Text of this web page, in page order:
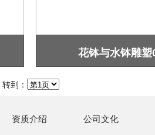
花钵与水钵雕塑
转到：
资质介绍 公司文化